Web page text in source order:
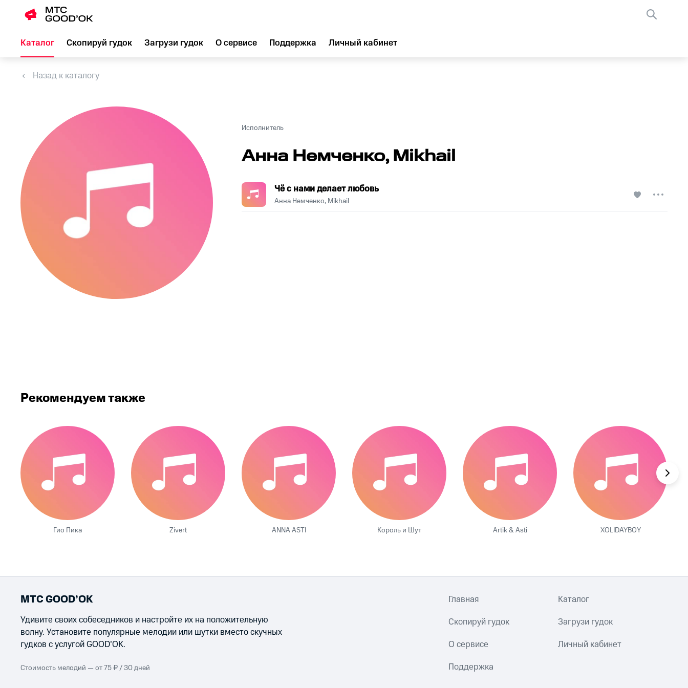
Каталог Скопируй гудок Загрузи гудок О сервисе Поддержка Личный кабинет
Назад к каталогу
Исполнитель
Анна Немченко, Mikhail
Чё с нами делает любовь
Анна Немченко, Mikhail
Рекомендуем также
Гио Пика Zivert ANNA ASTI Король и Шут Artik & Asti XOLIDAYBOY
МТС GOOD’OK
Удивите своих собеседников и настройте их на положительную
волну. Установите популярные мелодии или шутки вместо скучных
гудков с услугой GOOD’OK.
Стоимость мелодий — от 75 ₽ / 30 дней
Главная Каталог
Скопируй гудок Загрузи гудок
О сервисе Личный кабинет
Поддержка